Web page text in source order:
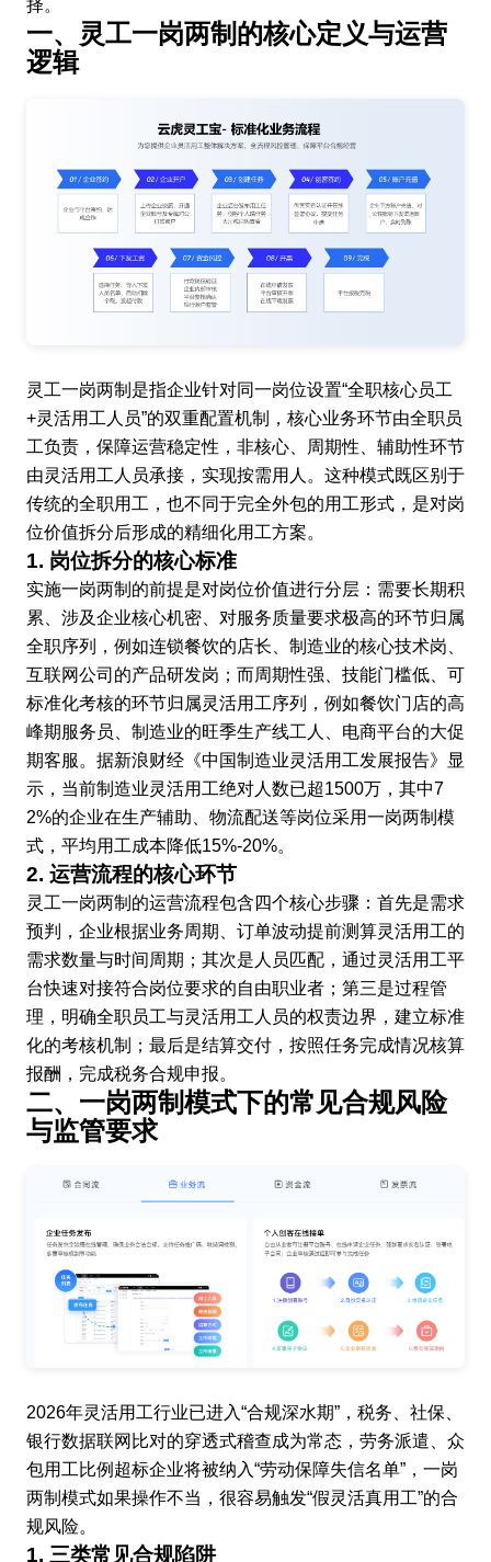
择。
一、灵工一岗两制的核心定义与运营
逻辑
灵工一岗两制是指企业针对同一岗位设置“全职核心员工
+灵活用工人员”的双重配置机制，核心业务环节由全职员
工负责，保障运营稳定性，非核心、周期性、辅助性环节
由灵活用工人员承接，实现按需用人。这种模式既区别于
传统的全职用工，也不同于完全外包的用工形式，是对岗
位价值拆分后形成的精细化用工方案。
1. 岗位拆分的核心标准
实施一岗两制的前提是对岗位价值进行分层：需要长期积
累、涉及企业核心机密、对服务质量要求极高的环节归属
全职序列，例如连锁餐饮的店长、制造业的核心技术岗、
互联网公司的产品研发岗；而周期性强、技能门槛低、可
标准化考核的环节归属灵活用工序列，例如餐饮门店的高
峰期服务员、制造业的旺季生产线工人、电商平台的大促
期客服。据新浪财经《中国制造业灵活用工发展报告》显
示，当前制造业灵活用工绝对人数已超1500万，其中7
2%的企业在生产辅助、物流配送等岗位采用一岗两制模
式，平均用工成本降低15%-20%。
2. 运营流程的核心环节
灵工一岗两制的运营流程包含四个核心步骤：首先是需求
预判，企业根据业务周期、订单波动提前测算灵活用工的
需求数量与时间周期；其次是人员匹配，通过灵活用工平
台快速对接符合岗位要求的自由职业者；第三是过程管
理，明确全职员工与灵活用工人员的权责边界，建立标准
化的考核机制；最后是结算交付，按照任务完成情况核算
报酬，完成税务合规申报。
二、一岗两制模式下的常见合规风险
与监管要求
2026年灵活用工行业已进入“合规深水期”，税务、社保、
银行数据联网比对的穿透式稽查成为常态，劳务派遣、众
包用工比例超标企业将被纳入“劳动保障失信名单”，一岗
两制模式如果操作不当，很容易触发“假灵活真用工”的合
规风险。
1. 三类常见合规陷阱